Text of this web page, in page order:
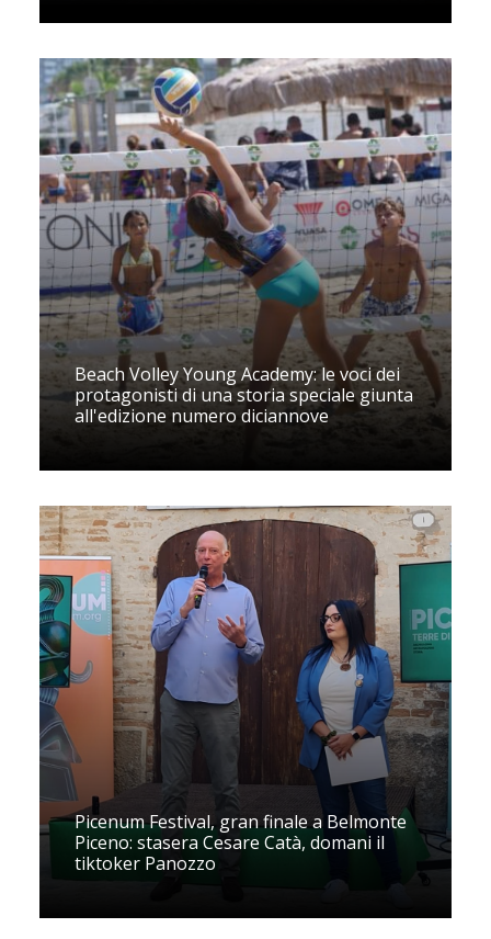
Beach Volley Young Academy: le voci dei
protagonisti di una storia speciale giunta
all'edizione numero diciannove
Picenum Festival, gran finale a Belmonte
Piceno: stasera Cesare Catà, domani il
tiktoker Panozzo